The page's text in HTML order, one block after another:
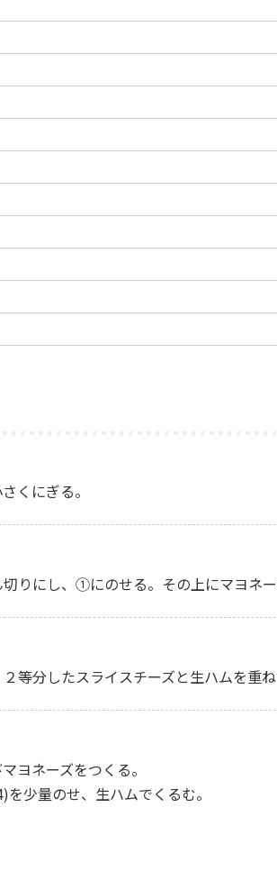
くにぎる。
りにし、①にのせる。その上にマヨネ
等分したスライスチーズと生ハムを重
ヨネーズをつくる。
少量のせ、生ハムでくるむ。